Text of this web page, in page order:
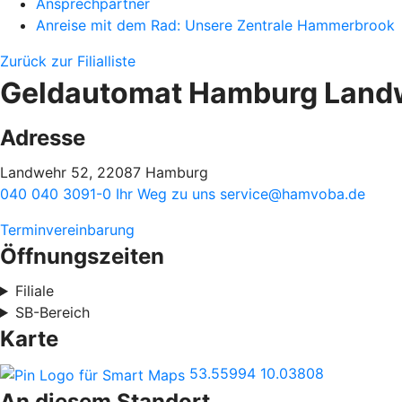
Ansprechpartner
Anreise mit dem Rad: Unsere Zentrale Hammerbrook
Zurück zur Filialliste
Geldautomat Hamburg
Adresse
Landwehr 52, 22087 Hamburg
040 040 3091-0 Ihr Weg zu uns service@hamvoba.de
Terminvereinbarung
Öffnungszeiten
Filiale
SB-Bereich
Karte
53.55994 10.03808